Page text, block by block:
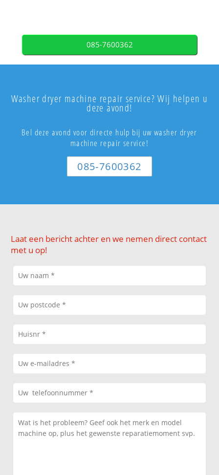
085-7600362
Washer dryer machine repair service? Wij helpen u
deze avond!
Bel deze avond voor directe hulp bij uw washer dryer
machine repair service!
085-7600362
Laat een bericht achter en we nemen direct contact
met u op!